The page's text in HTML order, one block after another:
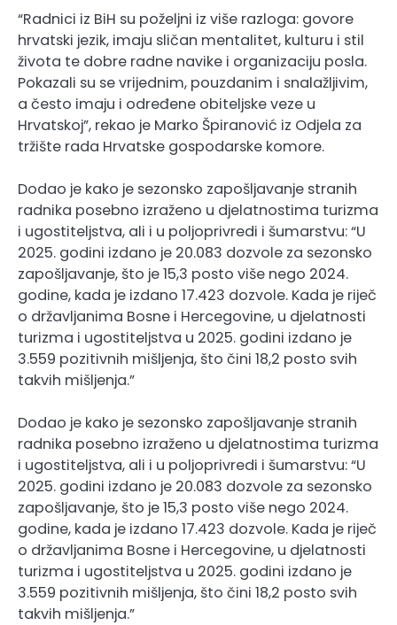
“Radnici iz BiH su poželjni iz više razloga: govore
hrvatski jezik, imaju sličan mentalitet, kulturu i stil
života te dobre radne navike i organizaciju posla.
Pokazali su se vrijednim, pouzdanim i snalažljivim,
a često imaju i određene obiteljske veze u
Hrvatskoj”, rekao je Marko Špiranović iz Odjela za
tržište rada Hrvatske gospodarske komore.
Dodao je kako je sezonsko zapošljavanje stranih
radnika posebno izraženo u djelatnostima turizma
i ugostiteljstva, ali i u poljoprivredi i šumarstvu: “U
2025. godini izdano je 20.083 dozvole za sezonsko
zapošljavanje, što je 15,3 posto više nego 2024.
godine, kada je izdano 17.423 dozvole. Kada je riječ
o državljanima Bosne i Hercegovine, u djelatnosti
turizma i ugostiteljstva u 2025. godini izdano je
3.559 pozitivnih mišljenja, što čini 18,2 posto svih
takvih mišljenja.”
Dodao je kako je sezonsko zapošljavanje stranih
radnika posebno izraženo u djelatnostima turizma
i ugostiteljstva, ali i u poljoprivredi i šumarstvu: “U
2025. godini izdano je 20.083 dozvole za sezonsko
zapošljavanje, što je 15,3 posto više nego 2024.
godine, kada je izdano 17.423 dozvole. Kada je riječ
o državljanima Bosne i Hercegovine, u djelatnosti
turizma i ugostiteljstva u 2025. godini izdano je
3.559 pozitivnih mišljenja, što čini 18,2 posto svih
takvih mišljenja.”